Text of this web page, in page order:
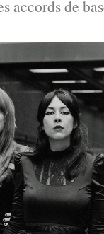
accords de